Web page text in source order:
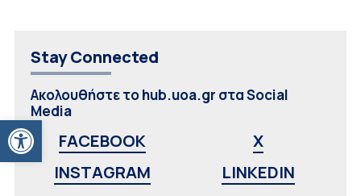
Ανοίξτε τη γραμμή εργαλείων
Stay Connected
Ακολουθήστε το hub.uoa.gr στα Social
Media
FACEBOOK
X
INSTAGRAM
LINKEDIN